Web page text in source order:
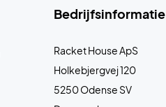
Bedrijfsinformatie
Racket House ApS
Holkebjergvej 120
5250 Odense SV